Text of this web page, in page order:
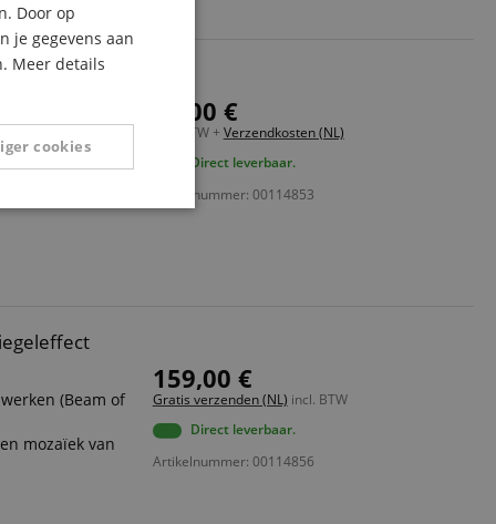
12,00 €
incl. BTW + Verzendkosten (NL)
Direct leverbaar.
Artikelnummer: 00114853
(Beam of
mozaïek van
159,00 €
Gratis verzenden (NL) incl. BTW
Direct leverbaar.
Artikelnummer: 00114856
SPANISH
Door op
je gegevens aan
Meer details
cookies
Niet-
accountbeheer.